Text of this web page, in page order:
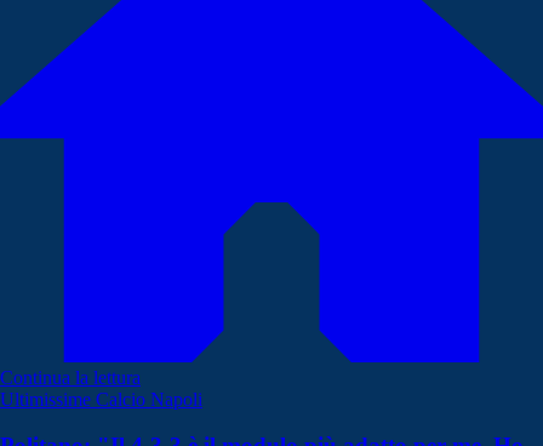
Continua la lettura
Ultimissime Calcio Napoli